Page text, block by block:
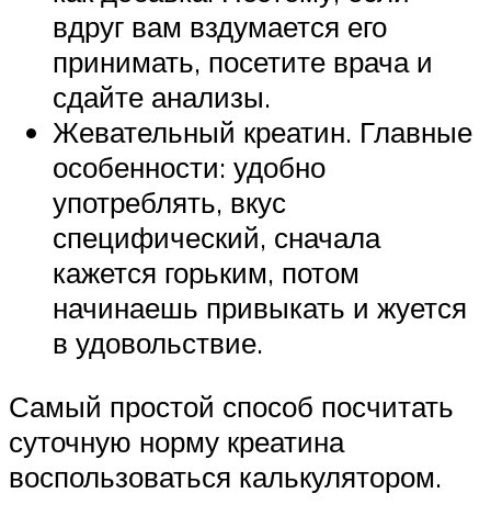
вдруг вам вздумается его
принимать, посетите врача и
сдайте анализы.
Жевательный креатин. Главные
особенности: удобно
употреблять, вкус
специфический, сначала
кажется горьким, потом
начинаешь привыкать и жуется
в удовольствие.
Самый простой способ посчитать
суточную норму креатина
воспользоваться калькулятором.